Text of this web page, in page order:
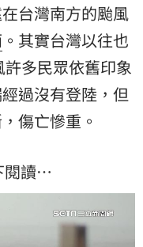
台灣南方的颱風
。其實台灣以往也
多民眾依舊印象
過沒有登陸，但
傷亡慘重。
閱讀…